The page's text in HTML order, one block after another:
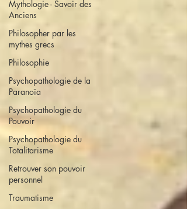
Mythologie - Savoir des
Anciens
Philosopher par les
mythes grecs
Philosophie
Psychopathologie de la
Paranoïa
Psychopathologie du
Pouvoir
Psychopathologie du
Totalitarisme
Retrouver son pouvoir
personnel
Traumatisme